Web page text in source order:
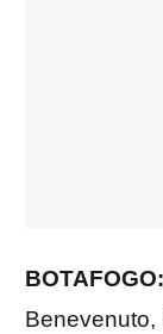
BOTAFOGO:
Benevenuto,